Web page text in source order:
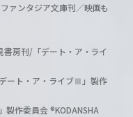
ァンタジア文庫刊／映画も
房刊/「デート・ア・ライ
ート・ア・ライブⅢ」製作
作委員会 ®KODANSHA